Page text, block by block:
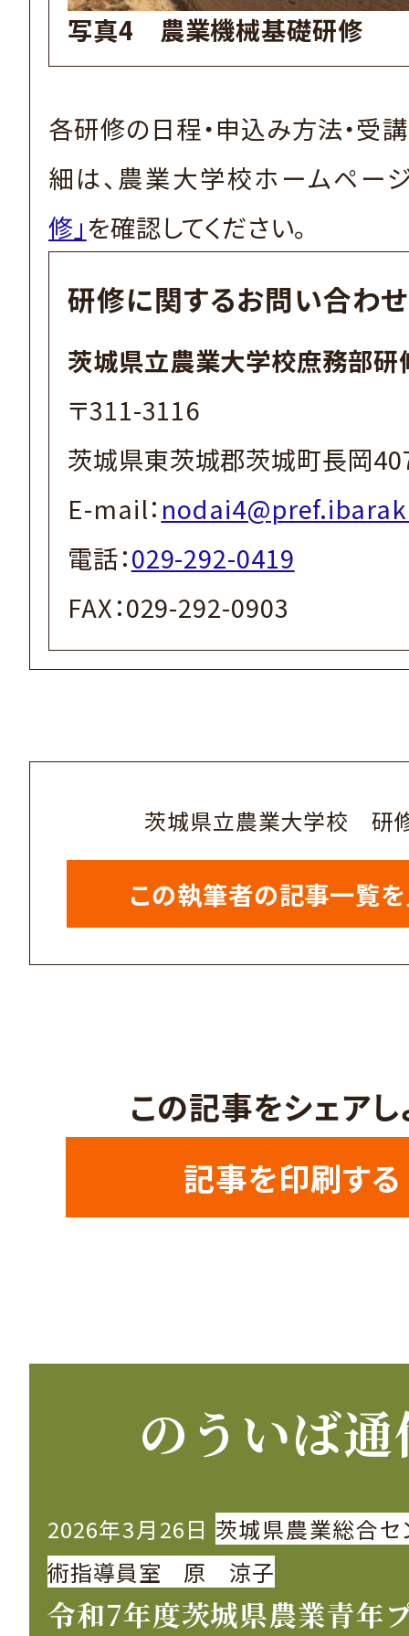
写真4 農業機械基礎研修
各研修の日程・申込み方法・受
細は、農業大学校ホームペー
修」を確認してください。
研修に関するお問い合わせ
茨城県立農業大学校庶務部研
〒311-3116
茨城県東茨城郡茨城町長岡
E-mail：
電話：029-292-0419
FAX：029-292-0903
茨城県立農業大学校 研
この執筆者の記事一覧
この記事をシェアし
記事を印刷する
のういば
2026年3月26日 茨城県農業総合セ
術指導員室 原 涼子
令和7年度茨城県農業青年